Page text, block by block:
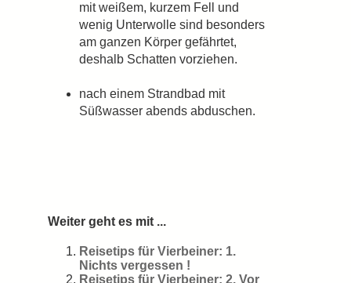
mit weißem, kurzem Fell und
wenig Unterwolle sind besonders
am ganzen Körper gefährtet,
deshalb Schatten vorziehen.
nach einem Strandbad mit
Süßwasser abends abduschen.
Weiter geht es mit ...
Reisetips für Vierbeiner: 1.
Nichts vergessen !
Reisetips für Vierbeiner: 2. Vor